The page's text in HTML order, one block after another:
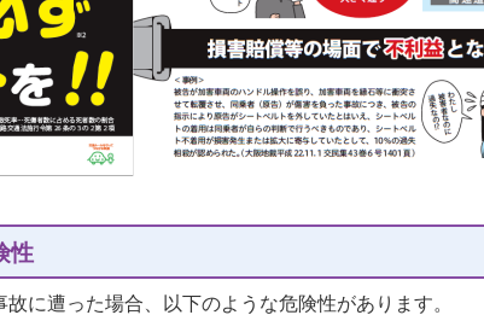
性
に遭った場合、以下のような危険性があります。